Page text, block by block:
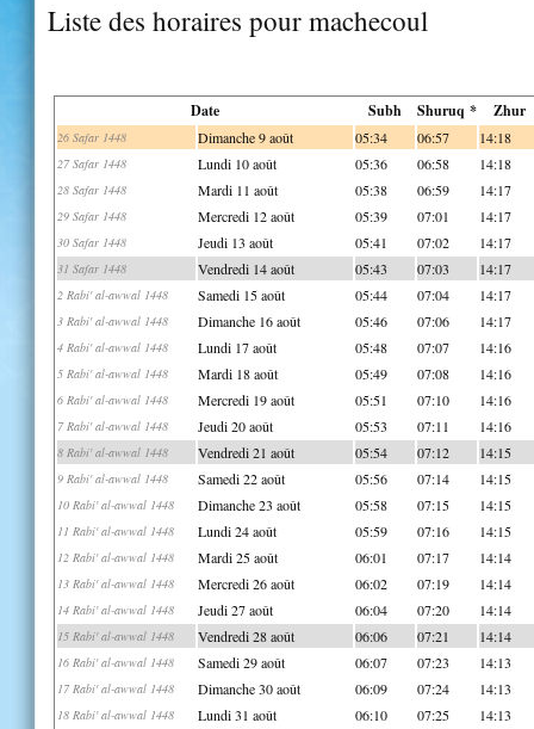
Liste des horaires pour machecoul
Date Subh Shuruq * Zhur
26 Safar 1448 Dimanche 9 août 05:34 06:57 14:18
27 Safar 1448 Lundi 10 août 05:36 06:58 14:18
28 Safar 1448 Mardi 11 août 05:38 06:59 14:17
29 Safar 1448 Mercredi 12 août 05:39 07:01 14:17
30 Safar 1448 Jeudi 13 août 05:41 07:02 14:17
31 Safar 1448 Vendredi 14 août 05:43 07:03 14:17
2 Rabi' al-awwal 1448 Samedi 15 août 05:44 07:04 14:17
3 Rabi' al-awwal 1448 Dimanche 16 août 05:46 07:06 14:17
4 Rabi' al-awwal 1448 Lundi 17 août 05:48 07:07 14:16
5 Rabi' al-awwal 1448 Mardi 18 août 05:49 07:08 14:16
6 Rabi' al-awwal 1448 Mercredi 19 août 05:51 07:10 14:16
7 Rabi' al-awwal 1448 Jeudi 20 août 05:53 07:11 14:16
8 Rabi' al-awwal 1448 Vendredi 21 août 05:54 07:12 14:15
9 Rabi' al-awwal 1448 Samedi 22 août 05:56 07:14 14:15
10 Rabi' al-awwal 1448 Dimanche 23 août 05:58 07:15 14:15
11 Rabi' al-awwal 1448 Lundi 24 août 05:59 07:16 14:15
12 Rabi' al-awwal 1448 Mardi 25 août 06:01 07:17 14:14
13 Rabi' al-awwal 1448 Mercredi 26 août 06:02 07:19 14:14
14 Rabi' al-awwal 1448 Jeudi 27 août 06:04 07:20 14:14
15 Rabi' al-awwal 1448 Vendredi 28 août 06:06 07:21 14:14
16 Rabi' al-awwal 1448 Samedi 29 août 06:07 07:23 14:13
17 Rabi' al-awwal 1448 Dimanche 30 août 06:09 07:24 14:13
18 Rabi' al-awwal 1448 Lundi 31 août 06:10 07:25 14:13